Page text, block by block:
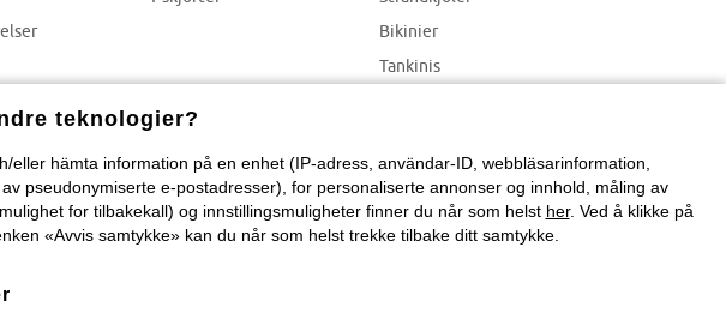
Bikinier
Tankinis
teknologier?
eller hämta information på en enhet (IP-adress, användar-ID, webbläsarinformation,
pseudonymiserte e-postadresser), for personaliserte annonser og innhold, måling av
for tilbakekall) og innstillingsmuligheter finner du når som helst her. Ved å klikke på
«Avvis samtykke» kan du når som helst trekke tilbake ditt samtykke.